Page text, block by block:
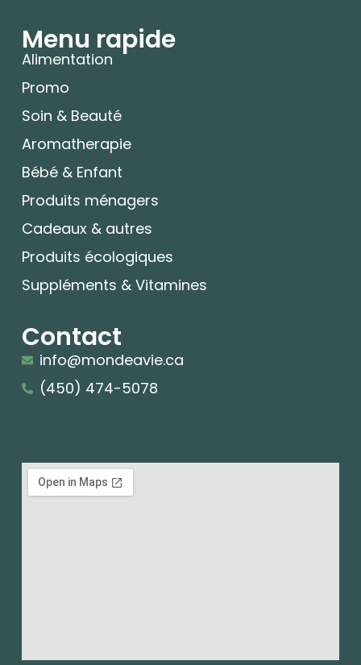
Menu rapide
Alimentation
Promo
Soin & Beauté
Aromatherapie
Bébé & Enfant
Produits ménagers
Cadeaux & autres
Produits écologiques
Suppléments & Vitamines
Contact
info@mondeavie.ca
(450) 474-5078